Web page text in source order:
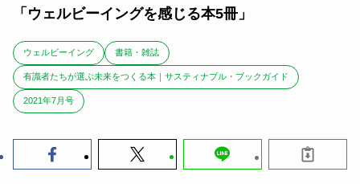
「ウェルビーイングを感じる本5冊」
ウェルビーイング 書籍・雑誌
有識者たちが選ぶ未来をつくる本｜サスティナブル・ブックガイド
2021年7月号